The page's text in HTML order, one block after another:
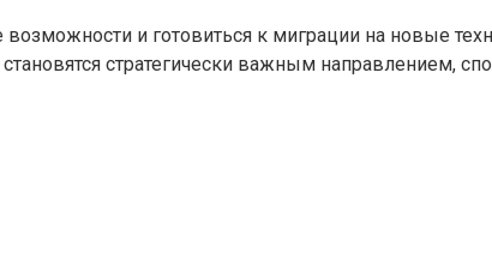
и готовиться к миграции на новые
стратегически важным направлением,